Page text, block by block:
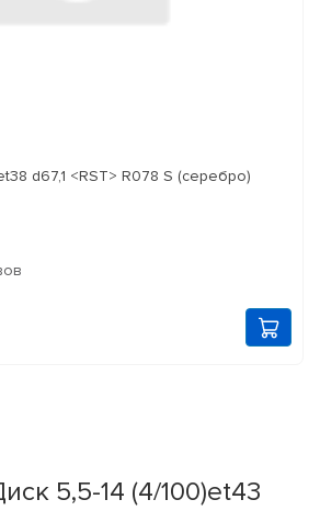
d67,1 <RST> R078 S (серебро)
5,5-14 (4/100)et43